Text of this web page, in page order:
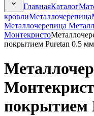
ГлавнаяКаталог
кровлиМеталлочерепица
Металлочерепица
Монтекристо
покрытием Puretan 0.5 мм
покрытием